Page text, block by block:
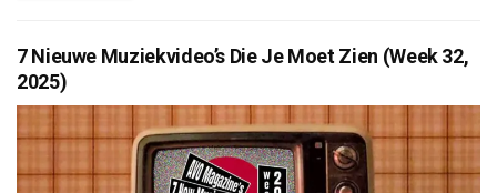
7 Nieuwe Muziekvideo’s Die Je Moet Zien (Week 32,
2025)